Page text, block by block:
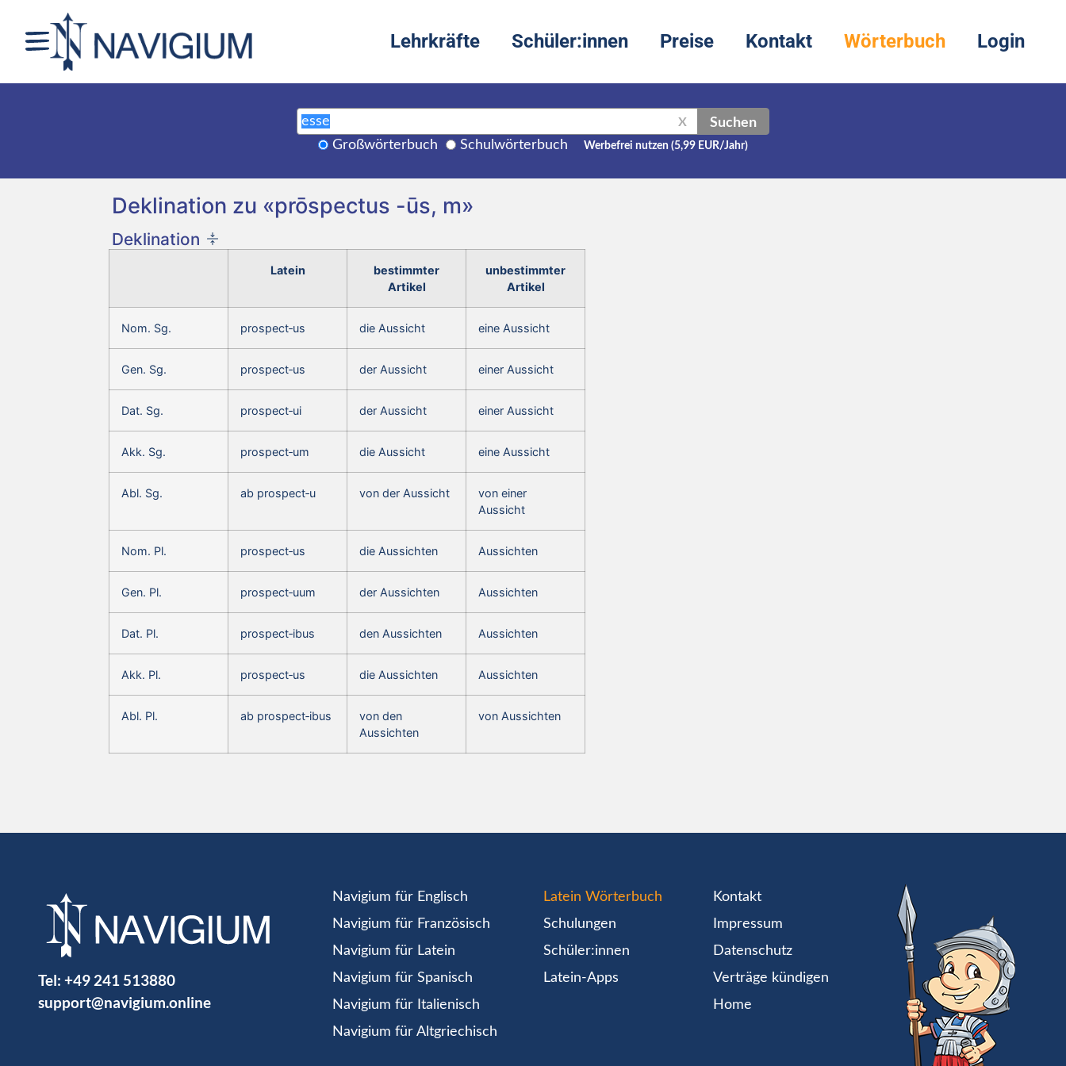
Lehrkräfte Schüler:innen Preise Kontakt Wörterbuch Login
X Suchen
Großwörterbuch Schulwörterbuch Werbefrei nutzen (5,99 EUR/Jahr)
Deklination zu «prōspectus -ūs, m»
Deklination
Latein
bestimmter
Artikel
unbestimmter
Artikel
Nom. Sg. prospect‑us die Aussicht eine Aussicht
Gen. Sg. prospect‑us der Aussicht einer Aussicht
Dat. Sg. prospect‑ui der Aussicht einer Aussicht
Akk. Sg. prospect‑um die Aussicht eine Aussicht
Abl. Sg. ab prospect‑u von der Aussicht
von einer
Aussicht
Nom. Pl. prospect‑us die Aussichten Aussichten
Gen. Pl. prospect‑uum der Aussichten Aussichten
Dat. Pl. prospect‑ibus den Aussichten Aussichten
Akk. Pl. prospect‑us die Aussichten Aussichten
Abl. Pl. ab prospect‑ibus
von den
Aussichten
von Aussichten
Tel: +49 241 513880
support@navigium.online
Navigium für Englisch
Navigium für Französisch
Navigium für Latein
Navigium für Spanisch
Navigium für Italienisch
Navigium für Altgriechisch
Latein Wörterbuch
Schulungen
Schüler:innen
Latein-Apps
Kontakt
Impressum
Datenschutz
Verträge kündigen
Home